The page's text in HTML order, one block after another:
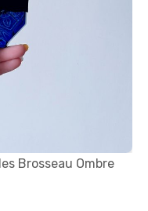
Brosseau Ombre